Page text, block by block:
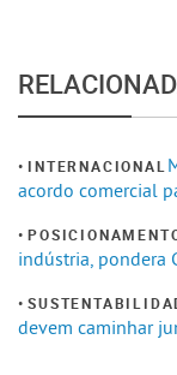
INTERNACIONAL
acordo comercial
indústria, pondera
devem caminhar